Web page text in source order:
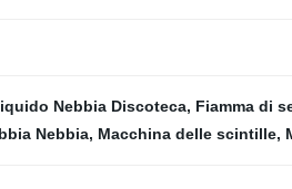
Nebbia Discoteca, Fiamma di
Nebbia, Macchina delle scintille,